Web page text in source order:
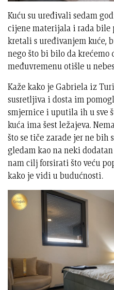
Kuću su uređivali sedam
cijene materijala i rada bile
kretali s uređivanjem kuće,
nego što bi bilo da krećemo
međuvremenu otišle u
Kaže kako je Gabriela iz
susretljiva i dosta im
smjernice i uputila ih u sve
kuća ima šest ležajeva.
što se tiče zarade jer ne bih
gledam kao na neki
nam cilj forsirati što veću
kako je vidi u budućnosti.